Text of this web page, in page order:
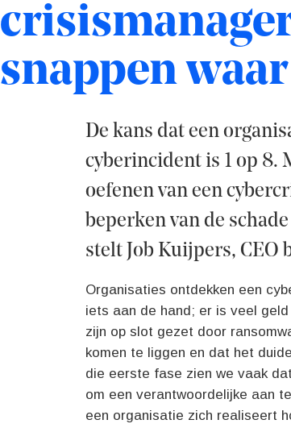
snappen waar
De kans dat een
cyberincident is 1 op 8.
oefenen van een
beperken van de
stelt Job Kuijpers, CEO
Organisaties ontdekken een
iets aan de hand; er is veel
zijn op slot gezet door
komen te liggen en dat het
die eerste fase zien we vaak
om een verantwoordelijke aan
een organisatie zich realiseert